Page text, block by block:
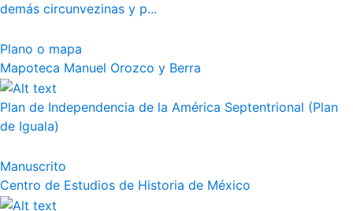
demás circunvezinas y p...
Plano o mapa
Mapoteca Manuel Orozco y Berra
Plan de Independencia de la América Septentrional (Plan
de Iguala)
Manuscrito
Centro de Estudios de Historia de México